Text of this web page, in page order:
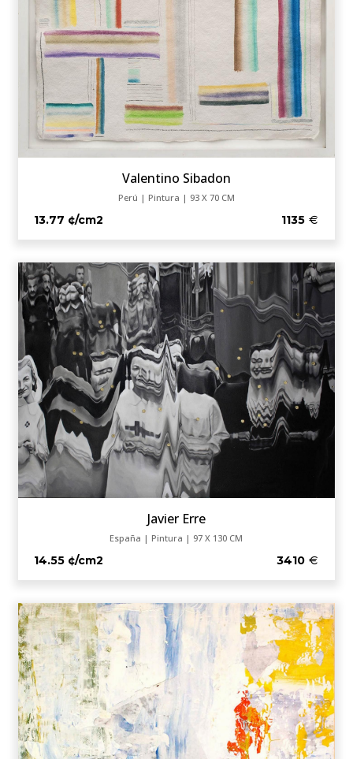
Valentino Sibadon
Perú | Pintura | 93 X 70 CM
13.77 ¢/cm2 1135
Javier Erre
España | Pintura | 97 X 130 CM
14.55 ¢/cm2 3410